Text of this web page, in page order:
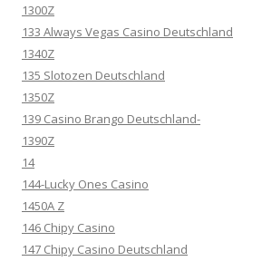
1300Z
133 Always Vegas Casino Deutschland
1340Z
135 Slotozen Deutschland
1350Z
139 Casino Brango Deutschland-
1390Z
14
144-Lucky Ones Casino
1450A Z
146 Chipy Casino
147 Chipy Casino Deutschland